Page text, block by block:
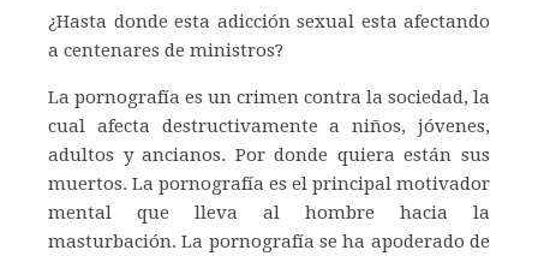
¿Hasta donde esta adicción sexual esta afectando
a centenares de ministros?
La pornografía es un crimen contra la sociedad, la
cual afecta destructivamente a niños, jóvenes,
adultos y ancianos. Por donde quiera están sus
muertos. La pornografía es el principal motivador
mental que lleva al hombre hacia la
masturbación. La pornografía se ha apoderado de